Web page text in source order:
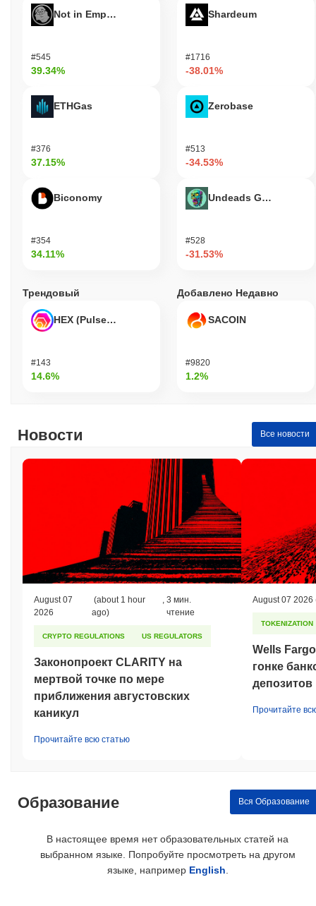
Not in Employment, Education, or Training
#545
39.34%
ETHGas
#376
37.15%
Biconomy
#354
34.11%
Shardeum
#1716
-38.01%
Zerobase
#513
-34.53%
Undeads Games
#528
-31.53%
Трендовый
HEX (Pulsechain)
#143
14.6%
Добавлено Недавно
SACOIN
#9820
1.2%
Новости Все новости
August 07
2026
(about 1 hour
ago)
3 мин.
чтение
CRYPTO REGULATIONS US REGULATORS
Законопроект CLARITY на
мертвой точке по мере
приближения августовских
каникул
Прочитайте всю статью
August 07 2026
TOKENIZATION
Wells
гонке
депозитов
Прочитайте
Образование Вся Образование
В настоящее время нет образовательных статей на
выбранном языке. Попробуйте просмотреть на другом
языке, например English